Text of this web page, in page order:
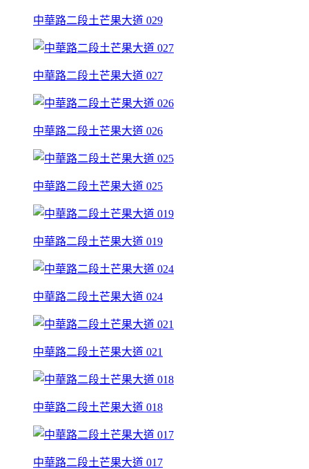
中華路二段土芒果大道 029
中華路二段土芒果大道 027
中華路二段土芒果大道 026
中華路二段土芒果大道 025
中華路二段土芒果大道 019
中華路二段土芒果大道 024
中華路二段土芒果大道 021
中華路二段土芒果大道 018
中華路二段土芒果大道 017